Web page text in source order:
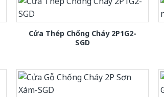
Cửa Thép Chống Cháy 2P1G2-
SGD